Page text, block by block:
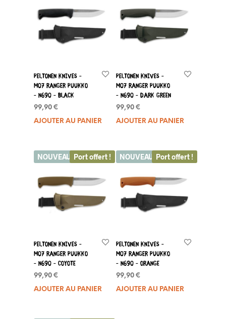
Peltonen Knives –
M07 Ranger Puukko
– N690 – Black
99,90€
AJOUTER AU PANIER
Peltonen Knives –
M07 Ranger Puukko
– N690 – Dark Green
99,90€
AJOUTER AU PANIER
NOUVEAU Port offert !
Peltonen Knives –
M07 Ranger Puukko
– N690 – Coyote
99,90€
AJOUTER AU PANIER
NOUVEAU Port offert !
Peltonen Knives –
M07 Ranger Puukko
– N690 – Orange
99,90€
AJOUTER AU PANIER